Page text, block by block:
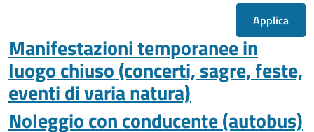
Manifestazioni temporanee in
luogo chiuso (concerti, sagre, feste,
eventi di varia natura)
Noleggio con conducente (autobus)